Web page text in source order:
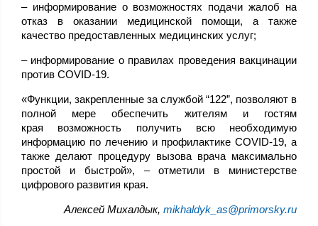
– информирование о возможностях подачи жалоб на
отказ в оказании медицинской помощи, а также
качество предоставленных медицинских услуг;
– информирование о правилах проведения вакцинации
против COVID-19.
«Функции, закрепленные за службой “122”, позволяют в
полной мере обеспечить жителям и гостям
края возможность получить всю необходимую
информацию по лечению и профилактике COVID-19, а
также делают процедуру вызова врача максимально
простой и быстрой», – отметили в министерстве
цифрового развития края.
Алексей Михалдык, mikhaldyk_as@primorsky.ru